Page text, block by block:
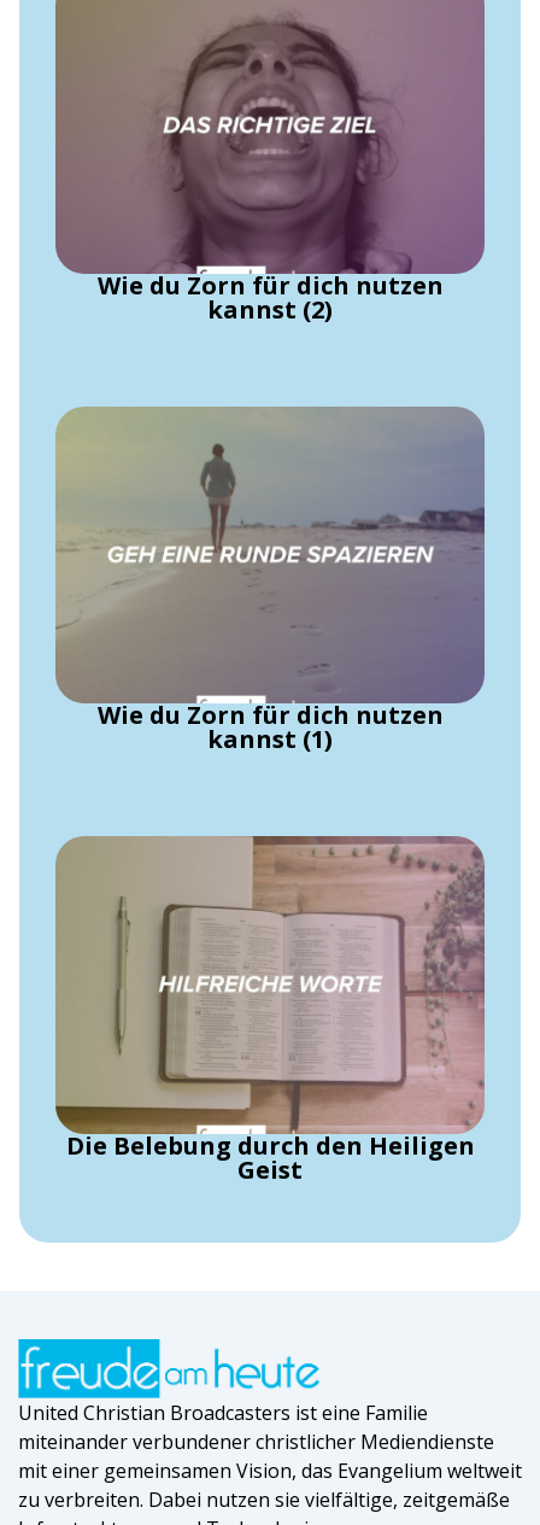
Wie du Zorn für dich nutzen
kannst (2)
Wie du Zorn für dich nutzen
kannst (1)
Die Belebung durch den Heiligen
Geist
United Christian Broadcasters ist eine Familie
miteinander verbundener christlicher Mediendienste
mit einer gemeinsamen Vision, das Evangelium weltweit
zu verbreiten. Dabei nutzen sie vielfältige, zeitgemäße